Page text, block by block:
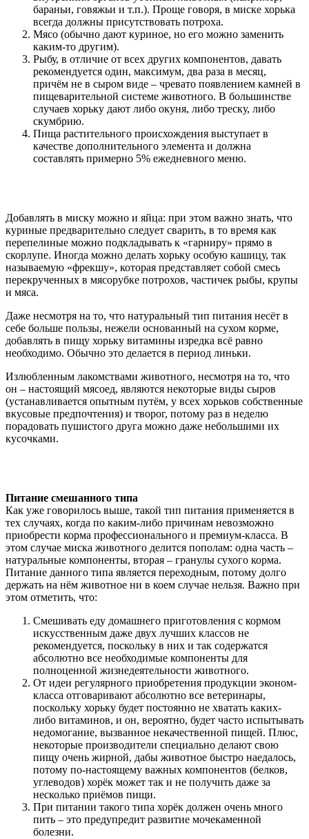
бараньи, говяжьи и т.п.). Проще говоря, в миске хорька
всегда должны присутствовать потроха.
Мясо (обычно дают куриное, но его можно заменить
каким-то другим).
Рыбу, в отличие от всех других компонентов, давать
рекомендуется один, максимум, два раза в месяц,
причём не в сыром виде – чревато появлением камней в
пищеварительной системе животного. В большинстве
случаев хорьку дают либо окуня, либо треску, либо
скумбрию.
Пища растительного происхождения выступает в
качестве дополнительного элемента и должна
составлять примерно 5% ежедневного меню.
Добавлять в миску можно и яйца: при этом важно знать, что
куриные предварительно следует сварить, в то время как
перепелиные можно подкладывать к «гарниру» прямо в
скорлупе. Иногда можно делать хорьку особую кашицу, так
называемую «фрекшу», которая представляет собой смесь
перекрученных в мясорубке потрохов, частичек рыбы, крупы
и мяса.
Даже несмотря на то, что натуральный тип питания несёт в
себе больше пользы, нежели основанный на сухом корме,
добавлять в пищу хорьку витамины изредка всё равно
необходимо. Обычно это делается в период линьки.
Излюбленным лакомствами животного, несмотря на то, что
он – настоящий мясоед, являются некоторые виды сыров
(устанавливается опытным путём, у всех хорьков собственные
вкусовые предпочтения) и творог, потому раз в неделю
порадовать пушистого друга можно даже небольшими их
кусочками.
Питание смешанного типа
Как уже говорилось выше, такой тип питания применяется в
тех случаях, когда по каким-либо причинам невозможно
приобрести корма профессионального и премиум-класса. В
этом случае миска животного делится пополам: одна часть –
натуральные компоненты, вторая – гранулы сухого корма.
Питание данного типа является переходным, потому долго
держать на нём животное ни в коем случае нельзя. Важно при
этом отметить, что:
Смешивать еду домашнего приготовления с кормом
искусственным даже двух лучших классов не
рекомендуется, поскольку в них и так содержатся
абсолютно все необходимые компоненты для
полноценной жизнедеятельности животного.
От идеи регулярного приобретения продукции эконом-
класса отговаривают абсолютно все ветеринары,
поскольку хорьку будет постоянно не хватать каких-
либо витаминов, и он, вероятно, будет часто испытывать
недомогание, вызванное некачественной пищей. Плюс,
некоторые производители специально делают свою
пищу очень жирной, дабы животное быстро наедалось,
потому по-настоящему важных компонентов (белков,
углеводов) хорёк может так и не получить даже за
несколько приёмов пищи.
При питании такого типа хорёк должен очень много
пить – это предупредит развитие мочекаменной
болезни.